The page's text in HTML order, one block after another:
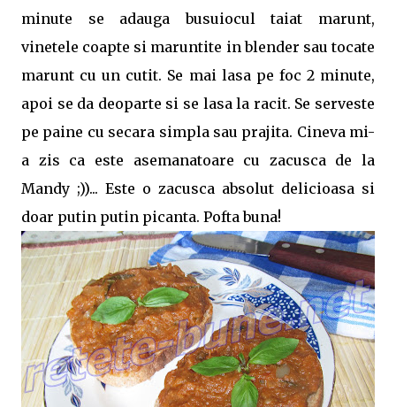
minute se adauga busuiocul taiat marunt,
vinetele coapte si maruntite in blender sau tocate
marunt cu un cutit. Se mai lasa pe foc 2 minute,
apoi se da deoparte si se lasa la racit. Se serveste
pe paine cu secara simpla sau prajita. Cineva mi-
a zis ca este asemanatoare cu zacusca de la
Mandy ;))... Este o zacusca absolut delicioasa si
doar putin putin picanta. Pofta buna!